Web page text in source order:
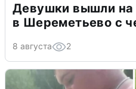
Девушки вышли на
в Шереметьево с
8 августа 2